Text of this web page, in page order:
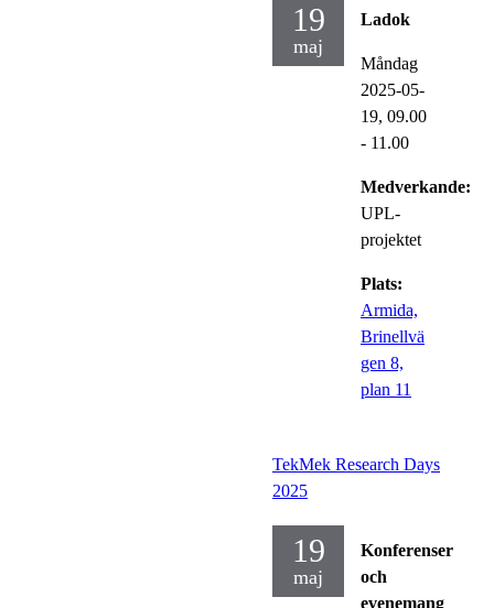
19
maj
Ladok
Måndag
2025-05-
19, 09.00
- 11.00
Medverkande:
UPL-
projektet
Plats:
Armida,
Brinellvä
gen 8,
plan 11
TekMek Research Days
2025
19
maj
Konferenser
och
evenemang